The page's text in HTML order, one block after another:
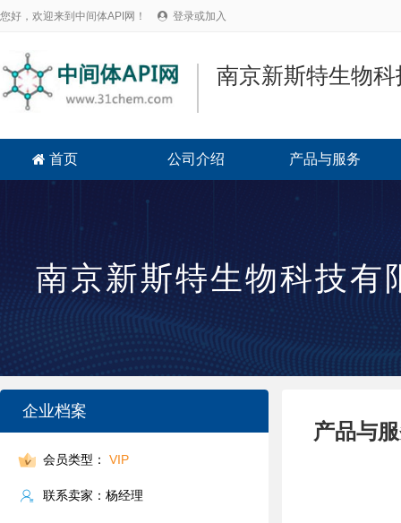
您好，欢迎来到中间体API网！  登录或加入
南京新斯特生物
 首页 公司介绍 产品与服务
南京新斯特生物科技有
企业档案
会员类型： VIP
联系卖家：杨经理
产品与